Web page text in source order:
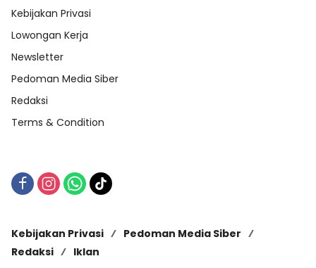
Kebijakan Privasi
Lowongan Kerja
Newsletter
Pedoman Media Siber
Redaksi
Terms & Condition
Kebijakan Privasi
Pedoman Media Siber
Redaksi
Iklan